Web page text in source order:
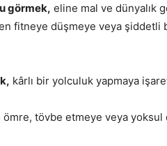
görmek, eline mal ve dünyalık
fitneye düşmeye veya şiddetli
kârlı bir yolculuk yapmaya
ömre, tövbe etmeye veya yoksul